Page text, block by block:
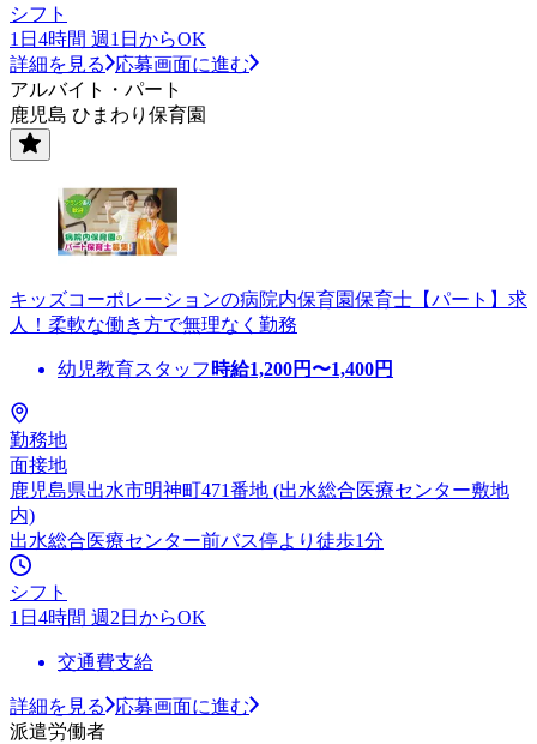
シフト
1日4時間 週1日からOK
詳細を見る
応募画面に進む
アルバイト・パート
鹿児島 ひまわり保育園
キッズコーポレーションの病院内保育園保育士【パート】求
人！柔軟な働き方で無理なく勤務
幼児教育スタッフ 時給1,200円〜1,400円
勤務地
面接地
鹿児島県出水市明神町471番地 (出水総合医療センター敷地
内)
出水総合医療センター前バス停より徒歩1分
シフト
1日4時間 週2日からOK
交通費支給
詳細を見る
応募画面に進む
派遣労働者